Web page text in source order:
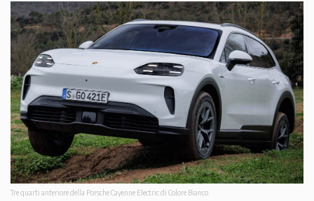
Tre quarti anteriore della Porsche Cayenne Electric di Colore Bianco